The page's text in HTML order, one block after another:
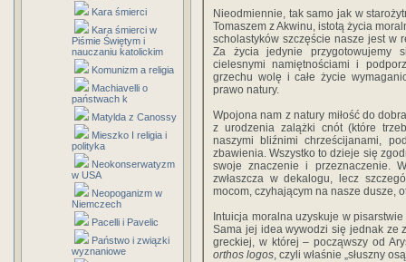
Kara śmierci
Kara śmierci w
Piśmie Świętym i
nauczaniu katolickim
Komunizm a religia
Machiavelli o
państwach k
Matylda z Canossy
Mieszko I religia i
polityka
Neokonserwatyzm
w USA
Neopoganizm w
Niemczech
Pacelli i Pavelic
Państwo i związki
wyznaniowe
Nieodmiennie, tak samo jak w
Tomaszem z Akwinu, istotą życia
scholastyków szczęście nasze jest w
Za życia jedynie przygotowujemy
cielesnymi namiętnościami i
grzechu wolę i całe życie
prawo natury.
Wpojona nam z natury miłość do
z urodzenia zalążki cnót (które
naszymi bliźnimi chrześcijanami,
zbawienia. Wszystko to dzieje się
swoje znaczenie i przeznaczenie.
zwłaszcza w dekalogu, lecz
mocom, czyhającym na nasze dusze,
Intuicja moralna uzyskuje w
Sama jej idea wywodzi się jednak ze
greckiej, w której – począwszy od
orthos logos, czyli właśnie „słuszny